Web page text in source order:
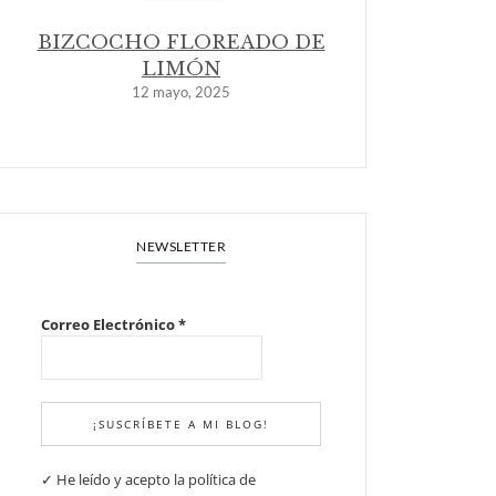
BIZCOCHO FLOREADO DE
LIMÓN
12 mayo, 2025
NEWSLETTER
Correo Electrónico*
✓ He leído y acepto la política de